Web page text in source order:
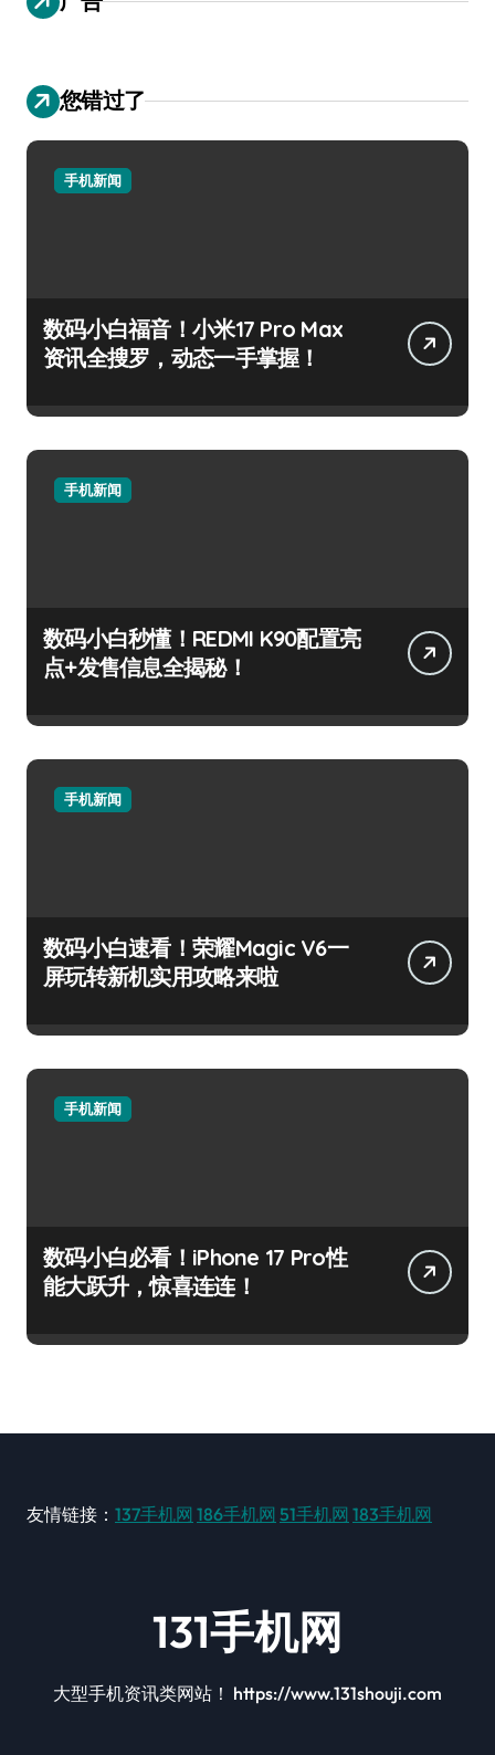
您错过了
手机新闻
数码小白福音！小米17 Pro Max
资讯全搜罗，动态一手掌握！
手机新闻
数码小白秒懂！REDMI K90配置亮
点+发售信息全揭秘！
手机新闻
数码小白速看！荣耀Magic V6一
屏玩转新机实用攻略来啦
手机新闻
数码小白必看！iPhone 17 Pro性
能大跃升，惊喜连连！
友情链接： 137手机网 186手机网 51手机网 183手机网
131手机网
大型手机资讯类网站！ https://www.131shouji.com